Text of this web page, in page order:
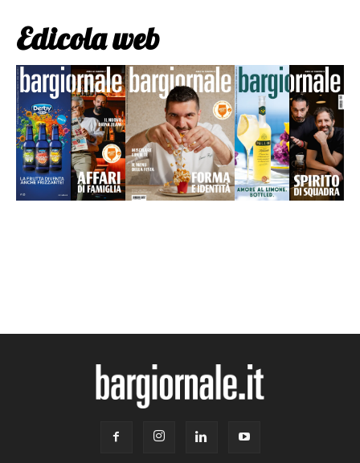
Edicola web